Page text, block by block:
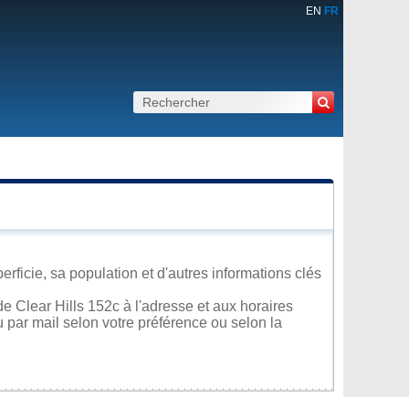
EN FR
sa population et d'autres informations clés
Clear Hills 152c à l'adresse et aux horaires
mail selon votre préférence ou selon la